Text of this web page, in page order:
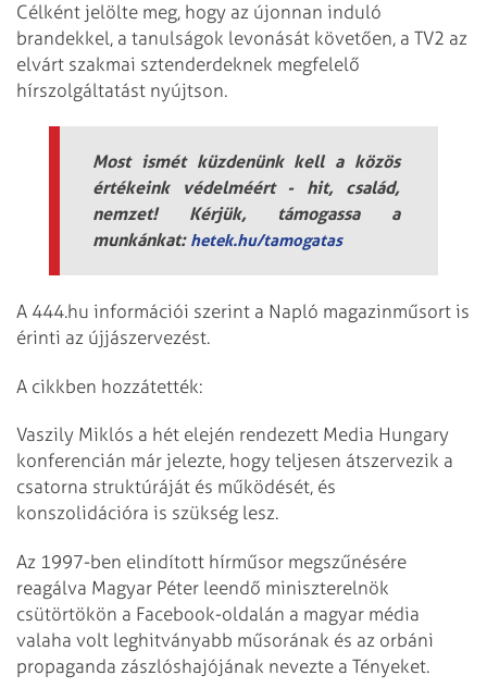
Célként jelölte meg, hogy az újonnan induló
brandekkel, a tanulságok levonását követően, a TV2 az
elvárt szakmai sztenderdeknek megfelelő
hírszolgáltatást nyújtson.
Most ismét küzdenünk kell a közös
értékeink védelméért - hit, család,
nemzet! Kérjük, támogassa a
munkánkat: hetek.hu/tamogatas
A 444.hu információi szerint a Napló magazinműsort is
érinti az újjászervezést.
A cikkben hozzátették:
Vaszily Miklós a hét elején rendezett Media Hungary
konferencián már jelezte, hogy teljesen átszervezik a
csatorna struktúráját és működését, és
konszolidációra is szükség lesz.
Az 1997-ben elindított hírműsor megszűnésére
reagálva Magyar Péter leendő miniszterelnök
csütörtökön a Facebook-oldalán a magyar média
valaha volt leghitványabb műsorának és az orbáni
propaganda zászlóshajójának nevezte a Tényeket.